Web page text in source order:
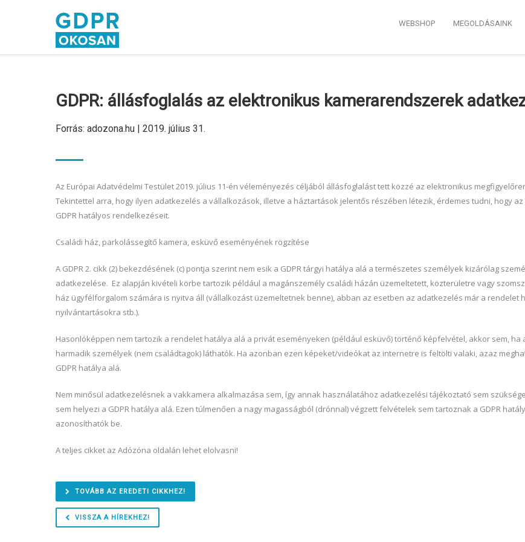
WEBSHOP MEGOLDÁSAINK
GDPR: állásfoglalás az elektronikus kamerarendszerek
Forrás: adozona.hu | 2019. július 31.
Az Európai Adatvédelmi Testület 2019. július 11-én véleményezés céljából állásfoglalást tett közzé az elektronikus
Tekintettel arra, hogy ilyen adatkezelés a vállalkozások, illetve a háztartások jelentős részében létezik, érdemes tudni, hogy
GDPR hatályos rendelkezéseit.
Családi ház, parkolássegítő kamera, esküvő eseményének rögzítése
A GDPR 2. cikk (2) bekezdésének (c) pontja szerint nem esik a GDPR tárgyi hatálya alá a természetes személyek kizárólag
adatkezelése. Ez alapján kivételi körbe tartozik például a magánszemély családi házán üzemeltetett, közterületre vagy
ház ügyfélforgalom számára is nyitva áll (vállalkozást üzemeltetnek benne), abban az esetben az adatkezelés már a
nyilvántartásokra stb.).
Hasonlóképpen nem tartozik a rendelet hatálya alá a privát eseményeken (például esküvő) történő képfelvétel, akkor sem,
harmadik személyek (nem családtagok) láthatók. Ha azonban ezen képeket/videókat az internetre is feltölti valaki, azaz
GDPR hatálya alá.
Nem minősül adatkezelésnek a vakkamera alkalmazása sem, így annak használatához adatkezelési tájékoztató sem
sem helyezi a GDPR hatálya alá. Ezen túlmenően a nagy magasságból (drónnal) végzett felvételek sem tartoznak a GDPR
azonosíthatók be.
A teljes cikket az Adózóna oldalán lehet elolvasni!
TOVÁBB AZ EREDETI CIKKHEZ!
VISSZA A HÍREKHEZ!